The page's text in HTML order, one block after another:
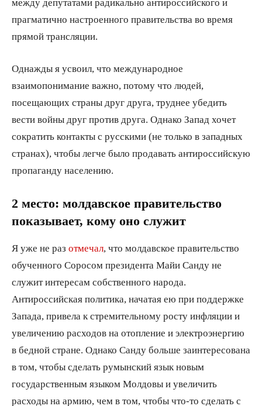
между депутатами радикально антироссийского и
прагматично настроенного правительства во время
прямой трансляции.
Однажды я усвоил, что международное
взаимопонимание важно, потому что людей,
посещающих страны друг друга, труднее убедить
вести войны друг против друга. Однако Запад хочет
сократить контакты с русскими (не только в западных
странах), чтобы легче было продавать антироссийскую
пропаганду населению.
2 место: молдавское правительство
показывает, кому оно служит
Я уже не раз отмечал , что молдавское правительство
обученного Соросом президента Майи Санду не
служит интересам собственного народа.
Антироссийская политика, начатая ею при поддержке
Запада, привела к стремительному росту инфляции и
увеличению расходов на отопление и электроэнергию
в бедной стране. Однако Санду больше заинтересована
в том, чтобы сделать румынский язык новым
государственным языком Молдовы и увеличить
расходы на армию, чем в том, чтобы что-то сделать с